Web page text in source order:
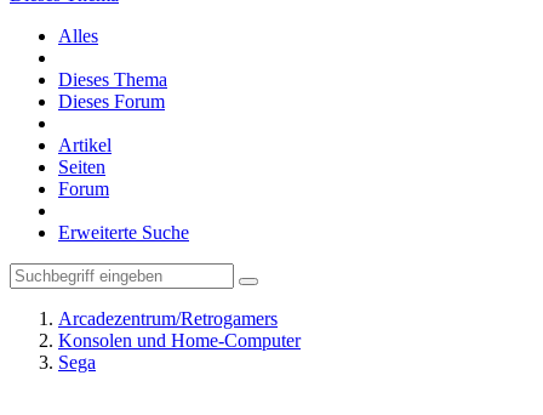
Alles
Dieses Thema
Dieses Forum
Artikel
Seiten
Forum
Erweiterte Suche
Arcadezentrum/Retrogamers
Konsolen und Home-Computer
Sega